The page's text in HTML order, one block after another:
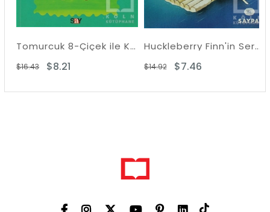
Tomurcuk 8-Çiçek ile Kirlikara
$8.21
$16.43
Huckleberry Finn'in Serüvenleri
$7.46
$14.92